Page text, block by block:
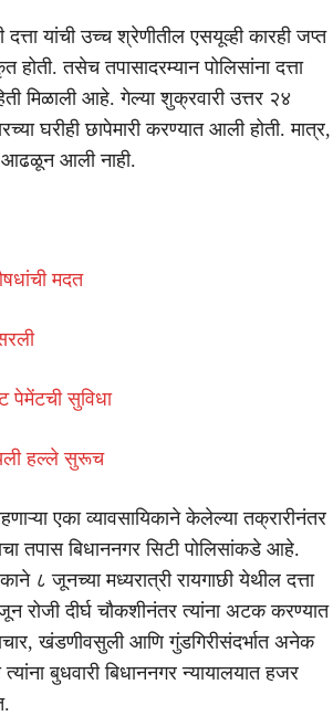
यांची उच्च श्रेणीतील एसयूव्ही कारही जप्त
होती. तसेच तपासादरम्यान पोलिसांना दत्ता
मिळाली आहे. गेल्या शुक्रवारी उत्तर २४
घरीही छापेमारी करण्यात आली होती. मात्र,
आढळून आली नाही.
मदत
पेमेंटची सुविधा
हल्ले सुरूच
एका व्यावसायिकाने केलेल्या तक्रारीनंतर
तपास बिधाननगर सिटी पोलिसांकडे आहे.
८ जूनच्या मध्यरात्री रायगाछी येथील दत्ता
रोजी दीर्घ चौकशीनंतर त्यांना अटक करण्यात
खंडणीवसुली आणि गुंडगिरीसंदर्भात अनेक
बुधवारी बिधाननगर न्यायालयात हजर